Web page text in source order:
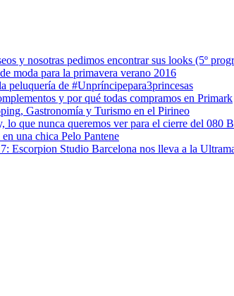
y nosotras pedimos encontrar sus looks (5º
moda para la primavera verano 2016
peluquería de #Unpríncipepara3princesas
y por qué todas compramos en Primark
Gastronomía y Turismo en el Pirineo
que nunca queremos ver para el cierre del 080
una chica Pelo Pantene
Escorpion Studio Barcelona nos lleva a la